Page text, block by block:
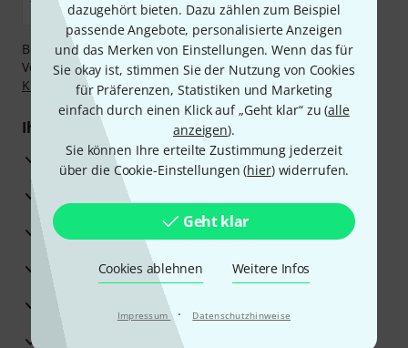
dazugehört bieten. Dazu zählen zum Beispiel
passende Angebote, personalisierte Anzeigen
und das Merken von Einstellungen. Wenn das für
Sie okay ist, stimmen Sie der Nutzung von Cookies
für Präferenzen, Statistiken und Marketing
einfach durch einen Klick auf „Geht klar“ zu (alle
anzeigen).
Sie können Ihre erteilte Zustimmung jederzeit
über die Cookie-Einstellungen (hier) widerrufen.
Geht klar
Cookies ablehnen Weitere Infos
Impressum · Datenschutzhinweise
Bezahlen Sie vertraulich und sicher per Nachnahme,
Vorkasse, PayPal, Amazon Pay,Klarna Sofort bezahlen,
Klarna Ratenzahlungoder Kreditkarte.
Ihre Vorteile
3 Jahre Thomann Garantie
30 Tage Money-Back-Garantie
Reparaturservice
Beratung durch Fachexperten
Zufriedenheitsgarantie
Europas größtes Versandlager